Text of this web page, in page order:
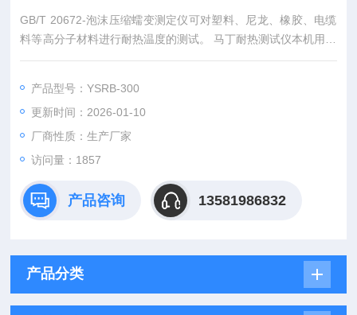
GB/T 20672-泡沫压缩蠕变测定仪可对塑料、尼龙、橡胶、电缆
料等高分子材料进行耐热温度的测试。 马丁耐热测试仪本机用智
能控制器控制温度，控温效果理想；采用光栅式高精度百分表，
产品型号：YSRB-300
更新时间：2026-01-10
厂商性质：生产厂家
访问量：1857
产品咨询 13581986832
产品分类